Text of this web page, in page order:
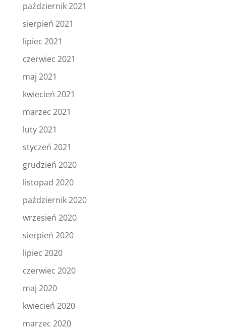
październik 2021
sierpień 2021
lipiec 2021
czerwiec 2021
maj 2021
kwiecień 2021
marzec 2021
luty 2021
styczeń 2021
grudzień 2020
listopad 2020
październik 2020
wrzesień 2020
sierpień 2020
lipiec 2020
czerwiec 2020
maj 2020
kwiecień 2020
marzec 2020